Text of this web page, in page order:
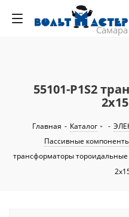
55101-P1S2
Главная - Каталог -
Пассивные
трансформаторы тороидальные